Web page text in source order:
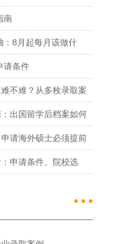
南
：8月起每月该做什
全攻略
请条件
不难？从多枚录取案
求
出国留学后档案如何
问题解答
请海外硕士必须提前
申请条件、院校选
● ● ●